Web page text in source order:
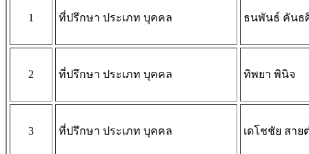
1 ที่ปรึกษา ประเภท บุคคล ธนพันธ์ คันธ
2 ที่ปรึกษา ประเภท บุคคล ทิพยา พินิจ
3 ที่ปรึกษา ประเภท บุคคล เดโชชัย สาย